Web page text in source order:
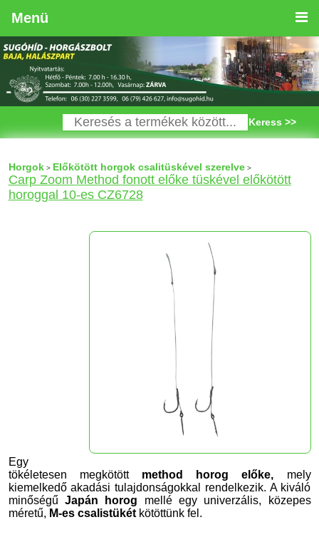
Menü
Keress >>
Horgok> Előkötött horgok csalitüskével szerelve>
Carp Zoom Method fonott előke tüskével előkötött
horoggal 10-es CZ6728
Egy
tökéletesen megkötöttmethod horog előke, mely
kiemelkedő akadási tulajdonságokkal rendelkezik. A kiváló
minőségű Japán horog mellé egy univerzális, közepes
méretű, M-es csalistükét kötöttünk fel.